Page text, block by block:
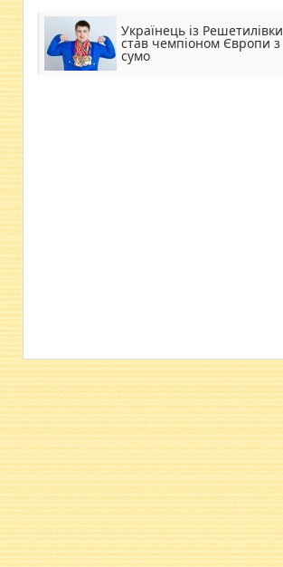
Українець із Решетилівки
став чемпіоном Європи з
сумо